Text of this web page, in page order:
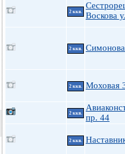
2 ккв.
Воскова
2 ккв.
2 ккв. Моховая
2 ккв.
пр. 44
2 ккв.